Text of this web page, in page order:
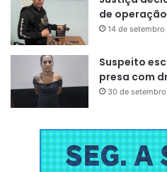
de
14 de
Suspeito
presa com
30 de